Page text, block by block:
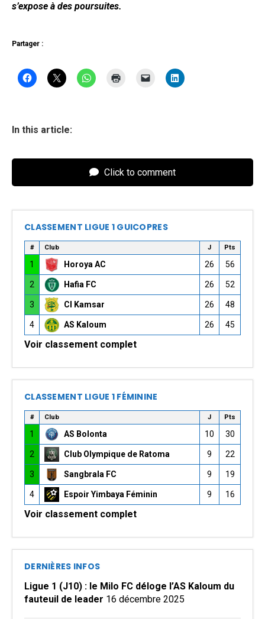
s’expose à des poursuites.
Partager :
In this article:
Click to comment
CLASSEMENT LIGUE 1 GUICOPRES
# Club J Pts
1 Horoya AC 26 56
2 Hafia FC 26 52
3 CI Kamsar 26 48
4 AS Kaloum 26 45
Voir classement complet
CLASSEMENT LIGUE 1 FÉMININE
# Club J Pts
1 AS Bolonta 10 30
2 Club Olympique de Ratoma 9 22
3 Sangbrala FC 9 19
4 Espoir Yimbaya Féminin 9 16
Voir classement complet
DERNIÈRES INFOS
Ligue 1 (J10) : le Milo FC déloge l’AS Kaloum du
fauteuil de leader 16 décembre 2025